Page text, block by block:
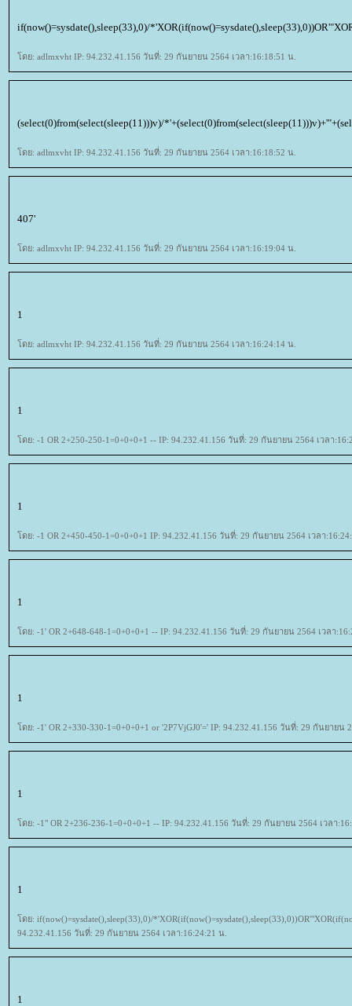
if(now()=sysdate(),sleep(33),0)/
ดย: adlmxvht IP: 94.232.41.156 วันที่: 29 กันยายน 2564 เวลา:16:18:51 น.
(select(0)from(select(sleep(11)))v)/
ดย: adlmxvht IP: 94.232.41.156 วันที่: 29 กันยายน 2564 เวลา:16:18:52 น.
407'
ดย: adlmxvht IP: 94.232.41.156 วันที่: 29 กันยายน 2564 เวลา:16:19:04 น.
1
ดย: adlmxvht IP: 94.232.41.156 วันที่: 29 กันยายน 2564 เวลา:16:24:14 น.
1
ดย: -1 OR 2+250-250-1=0+0+0+1 -- IP: 94.232.41.156 วันที่: 29 กันยายน 2564 เวลา
1
ดย: -1 OR 2+450-450-1=0+0+0+1 IP: 94.232.41.156 วันที่: 29 กันยายน 2564 เวลา
1
ดย: -1' OR 2+648-648-1=0+0+0+1 -- IP: 94.232.41.156 วันที่: 29 กันยายน 2564 เวลา
1
ดย: -1' OR 2+330-330-1=0+0+0+1 or '2P7VjGJ0'=' IP: 94.232.41.156 วันที่: 29 กันยายน
1
ดย: -1" OR 2+236-236-1=0+0+0+1 -- IP: 94.232.41.156 วันที่: 29 กันยายน 2564 เวลา
1
ดย: if(now()=sysdate(),sleep(33),0)/
94.232.41.156 วันที่: 29 กันยายน 2564 เวลา:16:24:21 น.
1